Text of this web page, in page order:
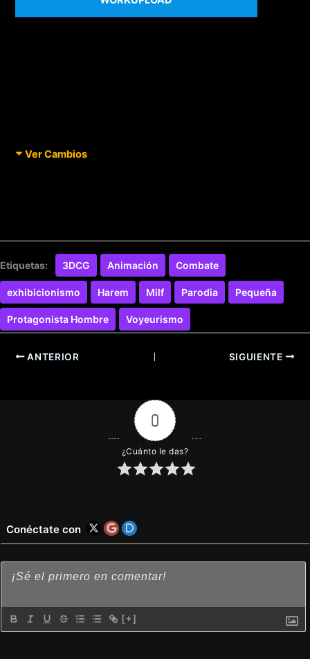
Ver Cambios
Etiquetas: 3DCG Animación Combate
exhibicionismo Harem Milf Parodia Pequeña
Protagonista Hombre Voyeurismo
ANTERIOR SIGUIENTE
0
¿Cuánto le das?
Conéctate con
[+]